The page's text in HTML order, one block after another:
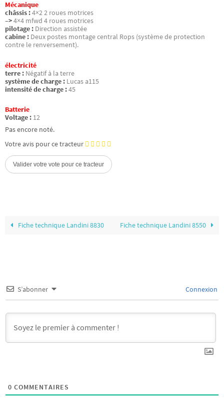
Mécanique
châssis :4×2 2 roues motrices
–>4×4 mfwd 4 roues motrices
pilotage : Direction assistée
cabine : Deux postes montage central Rops (système de protection
contre le renversement).
électricité
terre : Négatif à la terre
système de charge : Lucas a115
intensité de charge :45
Batterie
Voltage : 12
Pas encore noté.
Votre avis pour ce tracteur
Fiche technique Landini 8830 Fiche technique Landini 8550
S’abonner Connexion
0 COMMENTAIRES